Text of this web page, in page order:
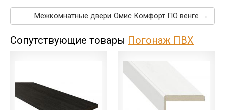
Межкомнатные двери Омис Комфорт ПО венге →
Сопутствующие товары Погонаж ПВХ